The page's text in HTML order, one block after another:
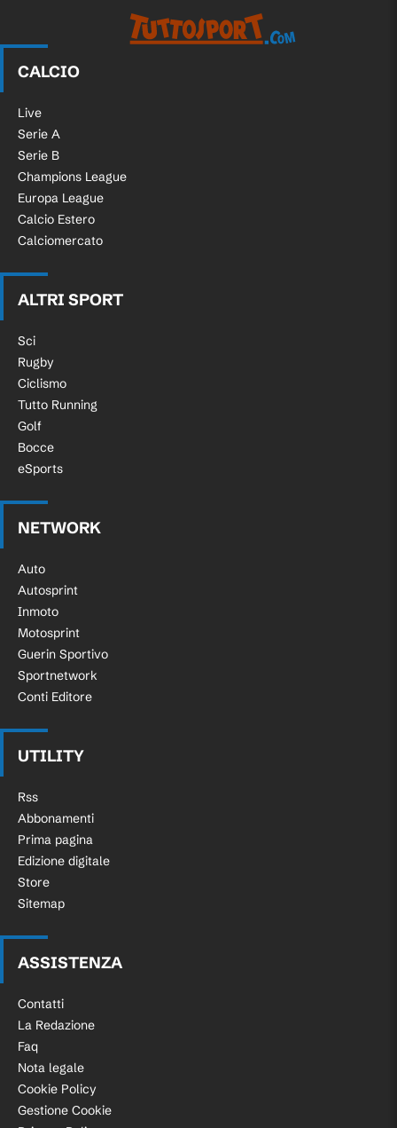
CALCIO
Live
Serie A
Serie B
Champions League
Europa League
Calcio Estero
Calciomercato
ALTRI SPORT
Sci
Rugby
Ciclismo
Tutto Running
Golf
Bocce
eSports
NETWORK
Auto
Autosprint
Inmoto
Motosprint
Guerin Sportivo
Sportnetwork
Conti Editore
UTILITY
Rss
Abbonamenti
Prima pagina
Edizione digitale
Store
Sitemap
ASSISTENZA
Contatti
La Redazione
Faq
Nota legale
Cookie Policy
Gestione Cookie